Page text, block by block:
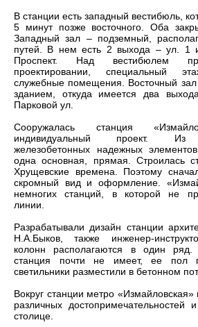
В станции есть западный вестибюль,
5 минут позже восточного. Оба
Западный зал – подземный,
путей. В нем есть 2 выхода – ул. 1
Проспект. Над вестибюлем
проектировании, специальный
служебные помещения. Восточный
зданием, откуда имеется два
Парковой ул.
Сооружалась станция
индивидуальный проект. Из
железобетонных надежных
одна основная, прямая. Строилась
Хрущевские времена. Поэтому
скромный вид и оформление.
немногих станций, в которой не
линии.
Разрабатывали дизайн станции
Н.А.Быков, также инженер-
колонн располагаются в один ряд.
станция почти не имеет, ее пол
светильники разместили в бетонном
Вокруг станции метро
различных достопримечательностей
столице.